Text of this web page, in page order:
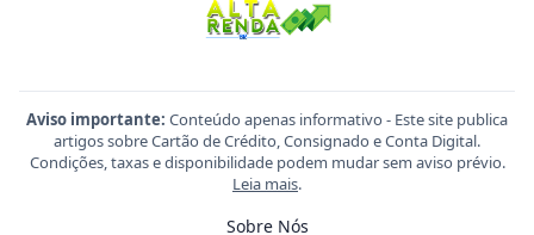
Aviso importante: Conteúdo apenas informativo - Este site publica
artigos sobre Cartão de Crédito, Consignado e Conta Digital.
Condições, taxas e disponibilidade podem mudar sem aviso prévio.
Leia mais.
Sobre Nós